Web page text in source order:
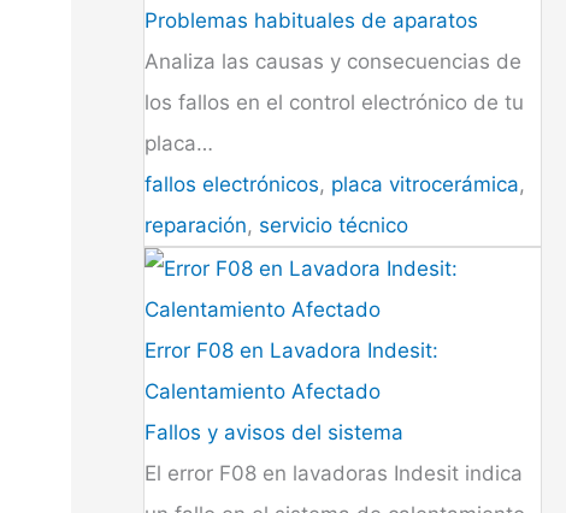
Problemas habituales de aparatos
Analiza las causas y consecuencias de
los fallos en el control electrónico de tu
placa…
fallos electrónicos, placa vitrocerámica,
reparación, servicio técnico
Error F08 en Lavadora Indesit:
Calentamiento Afectado
Fallos y avisos del sistema
El error F08 en lavadoras Indesit indica